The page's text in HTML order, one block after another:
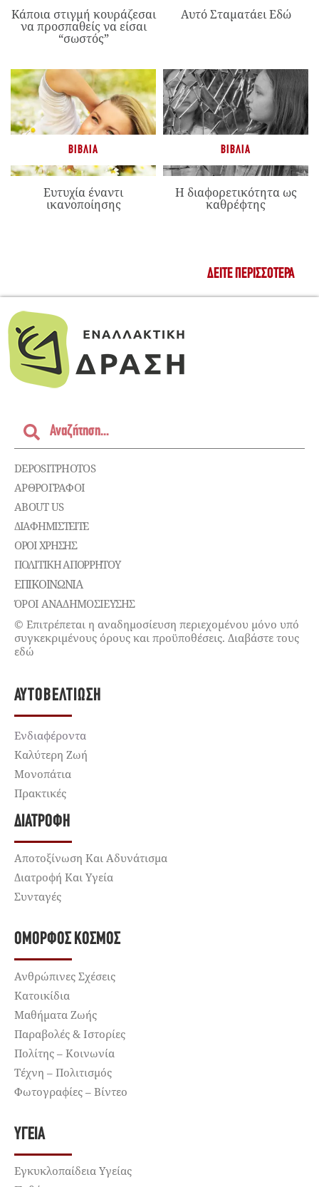
Κάποια στιγμή κουράζεσαι
να προσπαθείς να είσαι
“σωστός”
Αυτό Σταματάει Εδώ
ΒΙΒΛΊΑ
Ευτυχία έναντι
ικανοποίησης
ΒΙΒΛΊΑ
Η διαφορετικότητα ως
καθρέφτης
ΔΕΊΤΕ ΠΕΡΙΣΣΌΤΕΡΑ
DEPOSITPHOTOS
ΑΡΘΡΟΓΡΑΦΟΙ
ABOUT US
ΔΙΑΦΗΜΙΣΤΕΊΤΕ
ΌΡΟΙ ΧΡΉΣΗΣ
ΠΟΛΙΤΙΚΉ ΑΠΟΡΡΉΤΟΥ
ΕΠΙΚΟΙΝΩΝΊΑ
ΌΡΟΙ ΑΝΑΔΗΜΟΣΙΕΥΣΗΣ
© Επιτρέπεται η αναδημοσίευση περιεχομένου μόνο υπό
συγκεκριμένους όρους και προϋποθέσεις. Διαβάστε τους
εδώ
ΑΥΤΟΒΕΛΤΊΩΣΗ
Ενδιαφέροντα
Καλύτερη Ζωή
Μονοπάτια
Πρακτικές
ΔΙΑΤΡΟΦΉ
Αποτοξίνωση Και Αδυνάτισμα
Διατροφή Και Υγεία
Συνταγές
ΌΜΟΡΦΟΣ ΚΌΣΜΟΣ
Ανθρώπινες Σχέσεις
Κατοικίδια
Μαθήματα Ζωής
Παραβολές & Ιστορίες
Πολίτης – Κοινωνία
Τέχνη – Πολιτισμός
Φωτογραφίες – Βίντεο
ΥΓΕΊΑ
Εγκυκλοπαίδεια Υγείας